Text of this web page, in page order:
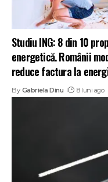
Studiu ING: 8 din 10
energetică. Românii
reduce factura la
By Gabriela Dinu 8 luni ago